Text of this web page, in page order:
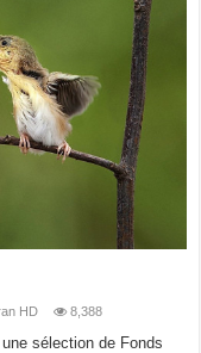
HD 8,388
sélection de Fonds